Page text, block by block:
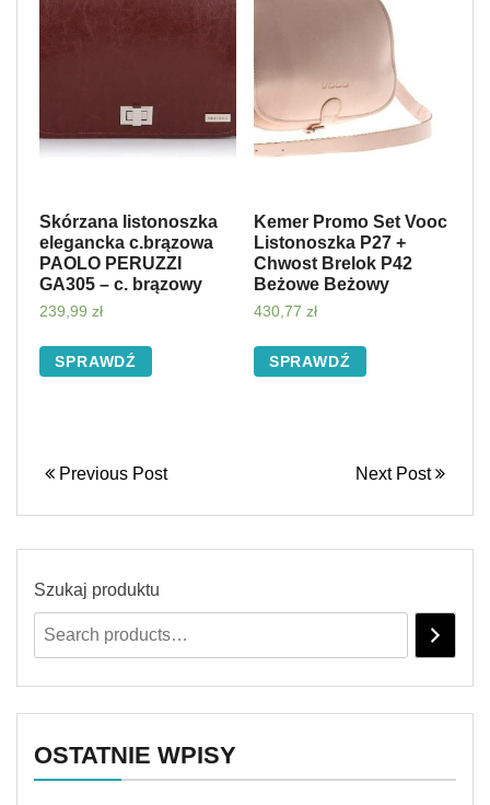
Skórzana listonoszka
elegancka c.brązowa
PAOLO PERUZZI
GA305 – c. brązowy
239,99 zł
SPRAWDŹ
Kemer Promo Set Vooc
Listonoszka P27 +
Chwost Brelok P42
Beżowe Beżowy
430,77 zł
SPRAWDŹ
Previous Post Next Post
Szukaj produktu
OSTATNIE WPISY